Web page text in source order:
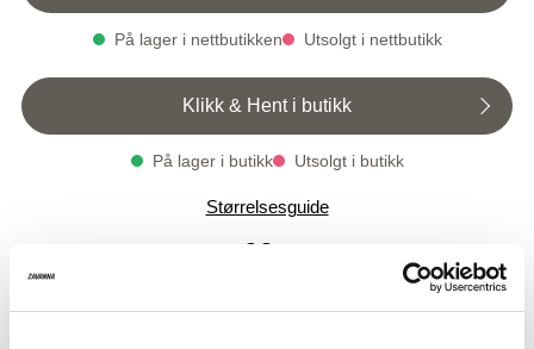
Tilbudspris
99,-
På lager i nettbutikken Utsolgt i nettbutikk
Klikk & Hent i butikk
På lager i butikk Utsolgt i butikk
Størrelsesguide